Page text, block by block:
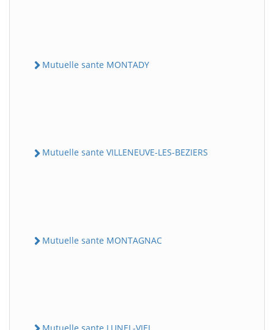
Mutuelle sante MONTADY
Mutuelle sante VILLENEUVE-LES-BEZIERS
Mutuelle sante MONTAGNAC